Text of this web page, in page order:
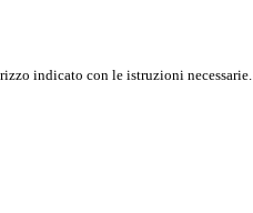
indicato con le istruzioni necessarie.